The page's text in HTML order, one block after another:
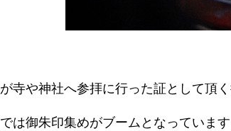
寺や神社へ参拝に行った証として頂く
は御朱印集めがブームとなっています